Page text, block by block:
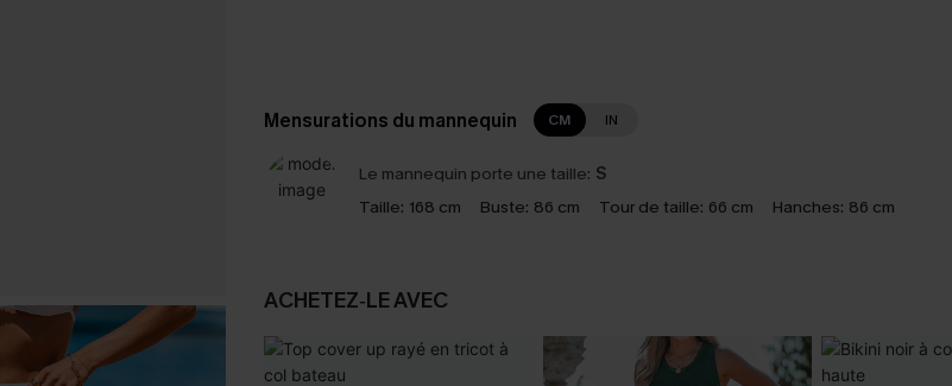
Mensurations du mannequin CM IN
Le mannequin porte une taille: S
Taille: 168 cm Buste: 86 cm Tour de taille: 66 cm Hanches: 86 cm
ACHETEZ‑LE AVEC